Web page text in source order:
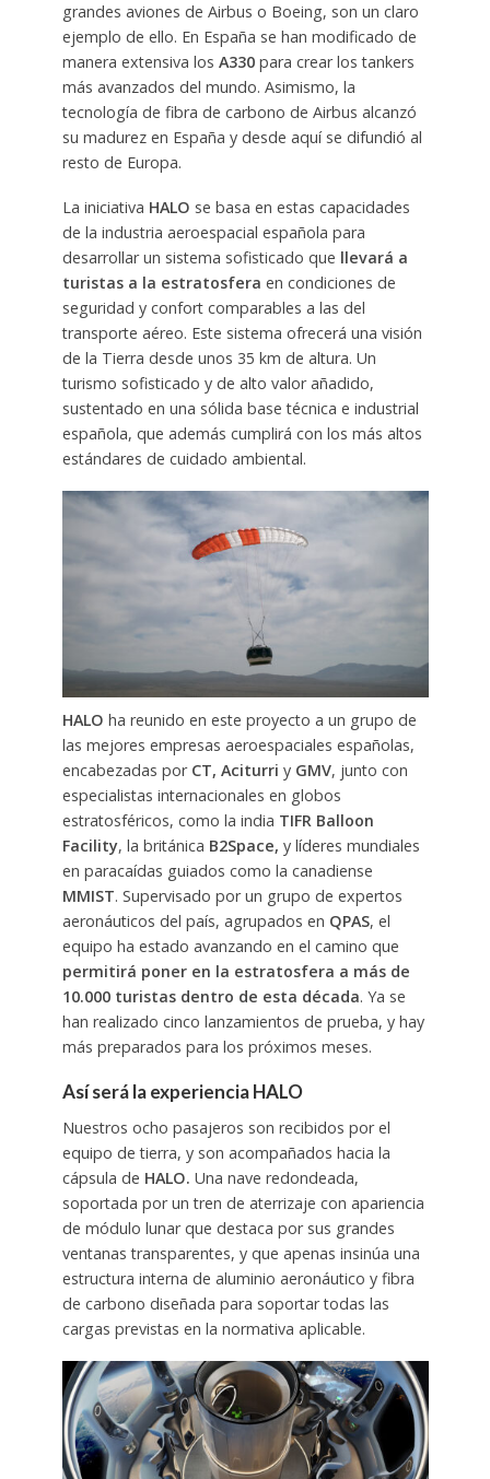
grandes aviones de Airbus o Boeing, son un claro
ejemplo de ello. En España se han modificado de
manera extensiva los A330 para crear los tankers
más avanzados del mundo. Asimismo, la
tecnología de fibra de carbono de Airbus alcanzó
su madurez en España y desde aquí se difundió al
resto de Europa.
La iniciativa HALO se basa en estas capacidades
de la industria aeroespacial española para
desarrollar un sistema sofisticado que llevará a
turistas a la estratosfera en condiciones de
seguridad y confort comparables a las del
transporte aéreo. Este sistema ofrecerá una visión
de la Tierra desde unos 35 km de altura. Un
turismo sofisticado y de alto valor añadido,
sustentado en una sólida base técnica e industrial
española, que además cumplirá con los más altos
estándares de cuidado ambiental.
HALO ha reunido en este proyecto a un grupo de
las mejores empresas aeroespaciales españolas,
encabezadas por CT, Aciturri y GMV, junto con
especialistas internacionales en globos
estratosféricos, como la india TIFR Balloon
Facility, la británica B2Space, y líderes mundiales
en paracaídas guiados como la canadiense
MMIST. Supervisado por un grupo de expertos
aeronáuticos del país, agrupados en QPAS, el
equipo ha estado avanzando en el camino que
permitirá poner en la estratosfera a más de
10.000 turistas dentro de esta década. Ya se
han realizado cinco lanzamientos de prueba, y hay
más preparados para los próximos meses.
Así será la experienciaHALO
Nuestros ocho pasajeros son recibidos por el
equipo de tierra, y son acompañados hacia la
cápsula de HALO. Una nave redondeada,
soportada por un tren de aterrizaje con apariencia
de módulo lunar que destaca por sus grandes
ventanas transparentes, y que apenas insinúa una
estructura interna de aluminio aeronáutico y fibra
de carbono diseñada para soportar todas las
cargas previstas en la normativa aplicable.